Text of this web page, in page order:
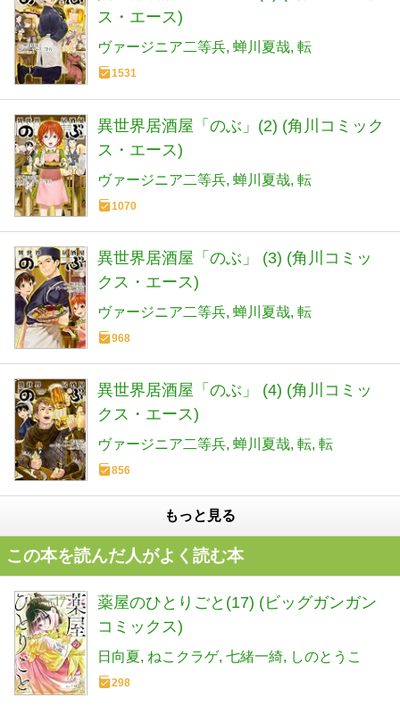
ス・エース)
ヴァージニア二等兵 蝉川夏哉 転
1531
異世界居酒屋「のぶ」(2) (角川コミック
ス・エース)
ヴァージニア二等兵 蝉川夏哉 転
1070
異世界居酒屋「のぶ」 (3) (角川コミッ
クス・エース)
ヴァージニア二等兵 蝉川夏哉 転
968
異世界居酒屋「のぶ」 (4) (角川コミッ
クス・エース)
ヴァージニア二等兵 蝉川夏哉 転 転
856
もっと見る
この本を読んだ人がよく読む本
薬屋のひとりごと(17) (ビッグガンガン
コミックス)
日向夏 ねこクラゲ 七緒一綺 しのとうこ
298